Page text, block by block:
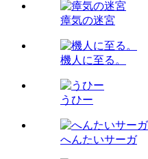
瘴気の迷宮
機人に至る。
うひー
へんたいサーガ